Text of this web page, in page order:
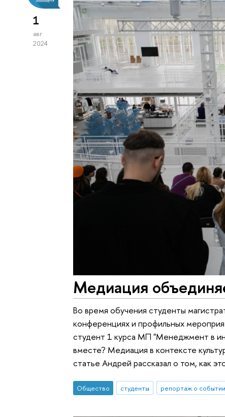
1
авг
2024
Медиация
Во время обучения студенты
конференциях и профильных
студент 1 курса МП "Менеджмент в
вместе? Медиация в контексте
статье Андрей рассказал о том, как
Общество студенты репортаж о событии